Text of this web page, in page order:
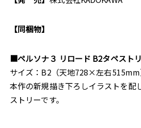
【同梱物】
■ペルソナ３ リロード B2タペスト
サイズ：B2（天地728×左右515mm
本作の新規描き下ろしイラストを配
ストリーです。